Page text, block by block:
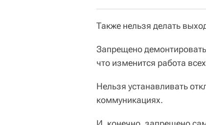
Также нельзя делать
Запрещено
что изменится работа
Нельзя устанавливать
коммуникациях.